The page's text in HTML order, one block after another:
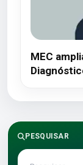
MEC
PESQUISAR